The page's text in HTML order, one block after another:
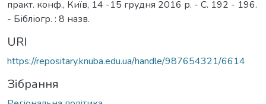
практ. конф., Київ, 14 -15 грудня 2016 р. - С. 192 - 196.
- Бібліогр. : 8 назв.
URI
https://repositary.knuba.edu.ua/handle/987654321/6614
Зібрання